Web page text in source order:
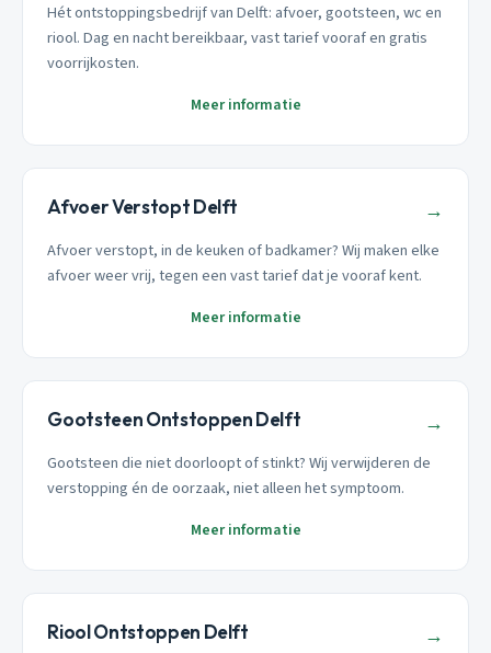
Hét ontstoppingsbedrijf van Delft: afvoer, gootsteen, wc en
riool. Dag en nacht bereikbaar, vast tarief vooraf en gratis
voorrijkosten.
Meer informatie
Afvoer Verstopt Delft →
Afvoer verstopt, in de keuken of badkamer? Wij maken elke
afvoer weer vrij, tegen een vast tarief dat je vooraf kent.
Meer informatie
Gootsteen Ontstoppen Delft →
Gootsteen die niet doorloopt of stinkt? Wij verwijderen de
verstopping én de oorzaak, niet alleen het symptoom.
Meer informatie
Riool Ontstoppen Delft →